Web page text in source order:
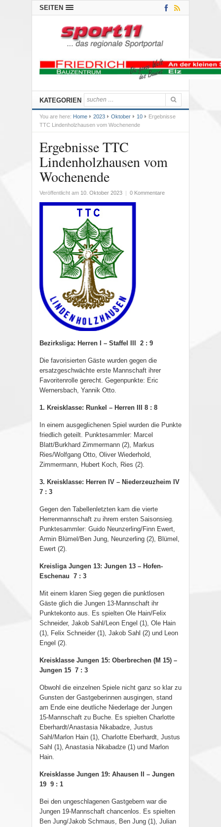
SEITEN
KATEGORIEN
You are here: Home 2023 Oktober 10
Ergebnisse
TTC Lindenholzhausen vom Wochenende
Ergebnisse TTC
Lindenholzhausen vom
Wochenende
Veröffentlicht am 10. Oktober 2023 0 Kommentare
Bezirksliga: Herren I – Staffel III 2 : 9
Die favorisierten Gäste wurden gegen die
ersatzgeschwächte erste Mannschaft ihrer
Favoritenrolle gerecht. Gegenpunkte: Eric
Wernersbach, Yannik Otto.
1. Kreisklasse: Runkel – Herren III 8 : 8
In einem ausgeglichenen Spiel wurden die Punkte
friedlich geteilt. Punktesammler: Marcel
Blatt/Burkhard Zimmermann (2), Markus
Ries/Wolfgang Otto, Oliver Wiederhold,
Zimmermann, Hubert Koch, Ries (2).
3. Kreisklasse: Herren IV – Niederzeuzheim IV
7 : 3
Gegen den Tabellenletzten kam die vierte
Herrenmannschaft zu ihrem ersten Saisonsieg.
Punktesammler: Guido Neunzerling/Finn Ewert,
Armin Blümel/Ben Jung, Neunzerling (2), Blümel,
Ewert (2).
Kreisliga Jungen 13: Jungen 13 – Hofen-
Eschenau 7 : 3
Mit einem klaren Sieg gegen die punktlosen
Gäste glich die Jungen 13-Mannschaft ihr
Punktekonto aus. Es spielten Ole Hain/Felix
Schneider, Jakob Sahl/Leon Engel (1), Ole Hain
(1), Felix Schneider (1), Jakob Sahl (2) und Leon
Engel (2).
Kreisklasse Jungen 15: Oberbrechen (M 15) –
Jungen 15 7 : 3
Obwohl die einzelnen Spiele nicht ganz so klar zu
Gunsten der Gastgeberinnen ausgingen, stand
am Ende eine deutliche Niederlage der Jungen
15-Mannschaft zu Buche. Es spielten Charlotte
Eberhardt/Anastasia Nikabadze, Justus
Sahl/Marlon Hain (1), Charlotte Eberhardt, Justus
Sahl (1), Anastasia Nikabadze (1) und Marlon
Hain.
Kreisklasse Jungen 19: Ahausen II – Jungen
19 9 : 1
Bei den ungeschlagenen Gastgebern war die
Jungen 19-Mannschaft chancenlos. Es spielten
Ben Jung/Jakob Schmaus, Ben Jung (1), Julian